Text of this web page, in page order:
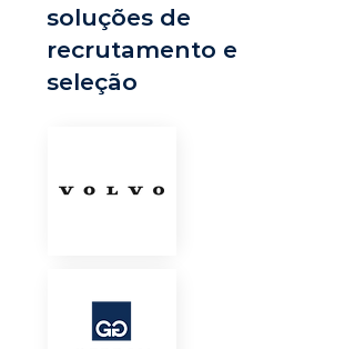
soluções de
recrutamento e
seleção